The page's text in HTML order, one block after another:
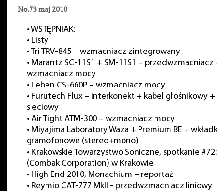
No.73 maj 2010
• WSTĘPNIAK:
• Listy
• Tri TRV-845 – wzmacniacz zintegrowany
• Marantz SC-11S1 + SM-11S1 – przedwzmacniacz
wzmacniacz mocy
• Leben CS-660P – wzmacniacz mocy
• Furutech Flux – interkonekt + kabel głośnikowy +
sieciowy
• Air Tight ATM-300 – wzmacniacz mocy
• Miyajima Laboratory Waza + Premium BE –
gramofonowe (stereo+mono)
• Krakowskie Towarzystwo Soniczne, spotkanie
(Combak Corporation) w Krakowie
• High End 2010, Monachium – reportaż
• Reymio CAT-777 MkII - przedwzmacniacz liniowy